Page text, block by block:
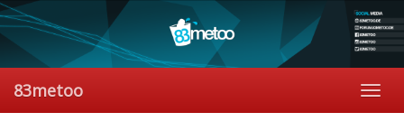
Skip
to
content
83metoo